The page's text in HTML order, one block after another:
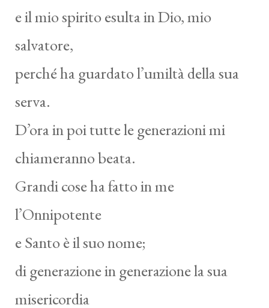
e il mio spirito esulta in Dio, mio
salvatore,
perché ha guardato l’umiltà della sua
serva.
D’ora in poi tutte le generazioni mi
chiameranno beata.
Grandi cose ha fatto in me
l’Onnipotente
e Santo è il suo nome;
di generazione in generazione la sua
misericordia